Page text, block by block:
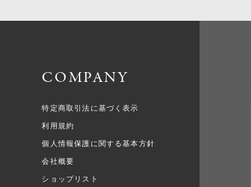
COMPANY
特定商取引法に基づく表示
利用規約
個人情報保護に関する基本方針
会社概要
ショップリスト